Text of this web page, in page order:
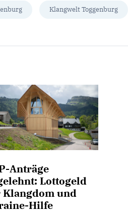
Klangwelt Toggenburg
Anträge
Lottogeld
und
Hilfe